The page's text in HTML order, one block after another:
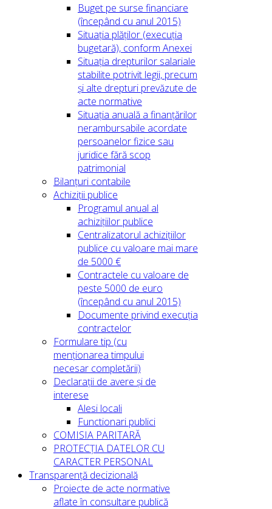
Buget pe surse financiare
(începând cu anul 2015)
Situația plăților (execuția
bugetară), conform Anexei
Situația drepturilor salariale
stabilite potrivit legii, precum
și alte drepturi prevăzute de
acte normative
Situația anuală a finanțărilor
nerambursabile acordate
persoanelor fizice sau
juridice fără scop
patrimonial
Bilanțuri contabile
Achiziții publice
Programul anual al
achizițiilor publice
Centralizatorul achizițiilor
publice cu valoare mai mare
de 5000 €
Contractele cu valoare de
peste 5000 de euro
(începând cu anul 2015)
Documente privind execuția
contractelor
Formulare tip (cu
menționarea timpului
necesar completării)
Declarații de avere și de
interese
Alesi locali
Functionari publici
COMISIA PARITARĂ
PROTECȚIA DATELOR CU
CARACTER PERSONAL
Transparență decizională
Proiecte de acte normative
aflate în consultare publică